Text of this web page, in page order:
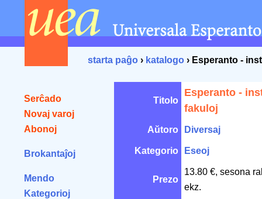
starta paĝo › katalogo › Esperanto -
Serĉado
Novaj varoj
Abonoj
Brokantaĵoj
Mendo
Kategorioj
Titolo
Esperanto -
fakuloj
Aŭtoro Diversaj
Kategorio Eseoj
Prezo
13.80 €, sesona
ekz.